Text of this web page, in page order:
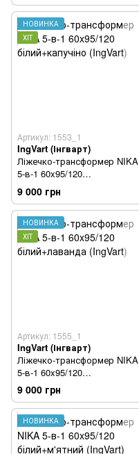
НОВИНКА
ХІТ
Артикул: 1553_1
IngVart (Інгварт)
Ліжечко-трансформер NIKA
5-в-1 60x95/120
білий+капучіно (IngVart)
9 000 грн
НОВИНКА
ХІТ
Артикул: 1555_1
IngVart (Інгварт)
Ліжечко-трансформер NIKA
5-в-1 60x95/120
білий+лаванда (IngVart)
9 000 грн
НОВИНКА